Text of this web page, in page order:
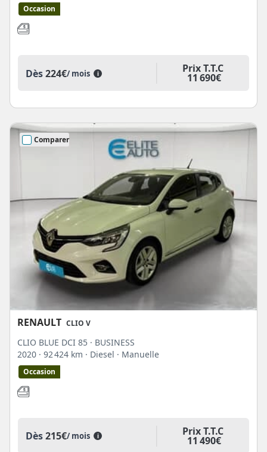
Occasion
Dès224€/ mois i Prix T.T.C
11 690€
Comparer
RENAULT CLIO V
CLIO BLUE DCI 85 · BUSINESS
2020 · 92 424 km · Diesel · Manuelle
Occasion
Dès215€/ mois i Prix T.T.C
11 490€